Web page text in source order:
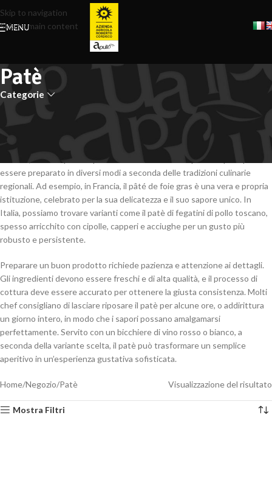
Skip to navigation
Skip to main content
MENU
Patè
Categorie
Il patè è una prelibatezza culinaria, conosciuta per la sua consistenza
cremosa e il sapore ricco e intenso. Spesso realizzato con ingredienti
pregiati come fegato d’anatra o di pollo, può essere arricchito con
spezie, erbe aromatiche e vino. Perfetto da spalmare su crostini o pane
tostato, è ideale per antipasti raffinati e momenti speciali.Il patè può
essere preparato in diversi modi a seconda delle tradizioni culinarie
regionali. Ad esempio, in Francia, il pâté de foie gras è una vera e propria
istituzione, celebrato per la sua delicatezza e il suo sapore unico. In
Italia, possiamo trovare varianti come il patè di fegatini di pollo toscano,
spesso arricchito con cipolle, capperi e acciughe per un gusto più
robusto e persistente.
Preparare un buon prodotto richiede pazienza e attenzione ai dettagli.
Gli ingredienti devono essere freschi e di alta qualità, e il processo di
cottura deve essere accurato per ottenere la giusta consistenza. Molti
chef consigliano di lasciare riposare il patè per alcune ore, o addirittura
un giorno intero, in modo che i sapori possano amalgamarsi
perfettamente. Servito con un bicchiere di vino rosso o bianco, a
seconda della variante scelta, il patè può trasformare un semplice
aperitivo in un’esperienza gustativa sofisticata.
Home Negozio Patè Visualizzazione del risultato
Mostra Filtri